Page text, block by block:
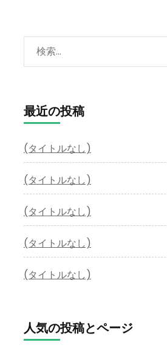
検
索:
最近の投稿
(タイトルなし)
(タイトルなし)
(タイトルなし)
(タイトルなし)
(タイトルなし)
人気の投稿とページ